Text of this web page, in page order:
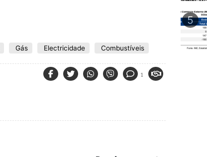
Gás Electricidade Combustíveis
1
5